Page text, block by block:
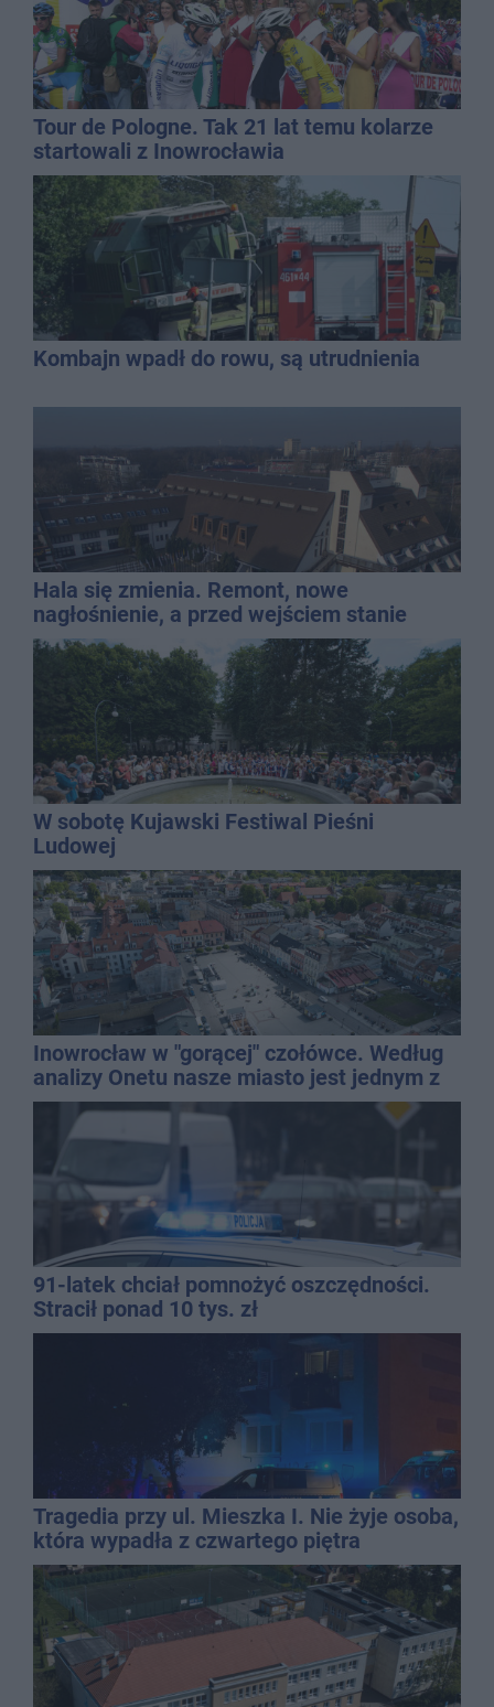
Tour de Pologne. Tak 21 lat temu kolarze
startowali z Inowrocławia
Kombajn wpadł do rowu, są utrudnienia
Hala się zmienia. Remont, nowe
nagłośnienie, a przed wejściem stanie
QEMETICA ARENA
W sobotę Kujawski Festiwal Pieśni
Ludowej
Inowrocław w "gorącej" czołówce. Według
analizy Onetu nasze miasto jest jednym z
najbardziej narażonych na upały
91-latek chciał pomnożyć oszczędności.
Stracił ponad 10 tys. zł
Tragedia przy ul. Mieszka I. Nie żyje osoba,
która wypadła z czwartego piętra